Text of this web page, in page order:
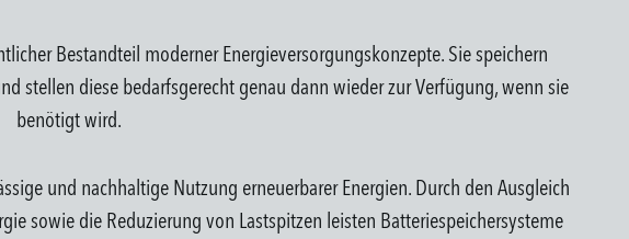
Bestandteil moderner Energieversorgungskonzepte. Sie speichern
stellen diese bedarfsgerecht genau dann wieder zur Verfügung, wenn sie
benötigt wird.
und nachhaltige Nutzung erneuerbarer Energien. Durch den Ausgleich
sowie die Reduzierung von Lastspitzen leisten Batteriespeichersysteme